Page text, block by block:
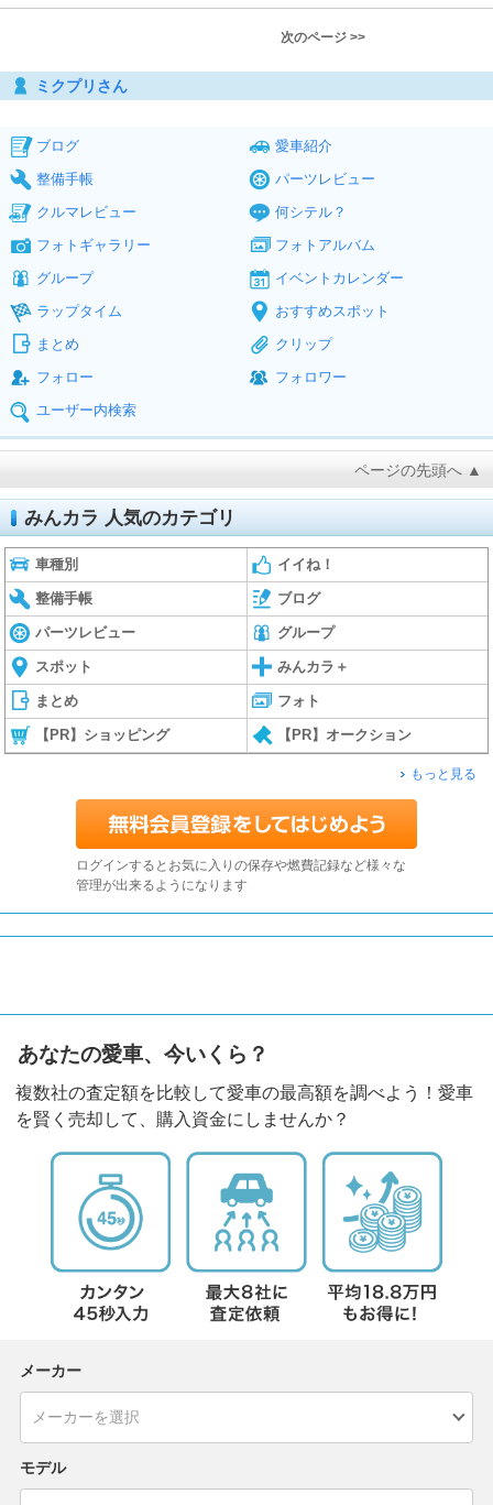
次のページ >>
ミクプリさん
ブログ
愛車紹介
整備手帳
パーツレビュー
クルマレビュー
何シテル？
フォトギャラリー
フォトアルバム
グループ
イベントカレンダー
ラップタイム
おすすめスポット
まとめ
クリップ
フォロー
フォロワー
ユーザー内検索
ページの先頭へ ▲
みんカラ 人気のカテゴリ
車種別 イイね！
整備手帳 ブログ
パーツレビュー グループ
スポット みんカラ＋
まとめ フォト
【PR】ショッピング 【PR】オークション
もっと見る
ログインするとお気に入りの保存や燃費記録など様々な
管理が出来るようになります
あなたの愛車、今いくら？
複数社の査定額を比較して愛車の最高額を調べよう！愛車
を賢く売却して、購入資金にしませんか？
メーカー
モデル